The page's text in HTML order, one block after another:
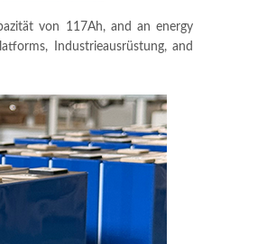
von 117Ah, and an energy
, Industrieausrüstung,and